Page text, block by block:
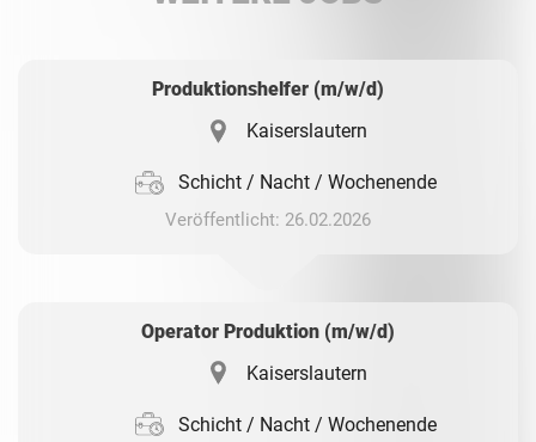
Produktionshelfer (m/w/d)
Kaiserslautern
Schicht / Nacht / Wochenende
Veröffentlicht: 26.02.2026
Operator Produktion (m/w/d)
Kaiserslautern
Schicht / Nacht / Wochenende